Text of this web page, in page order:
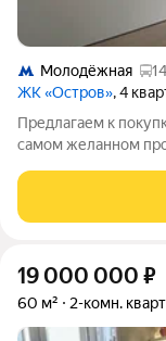
Молодёжная
ЖК «Остров», 4
Предлагаем к
самом желанном
бытовая техника.
расположенных на
19 000 000 ₽
60 м² 2-комн.